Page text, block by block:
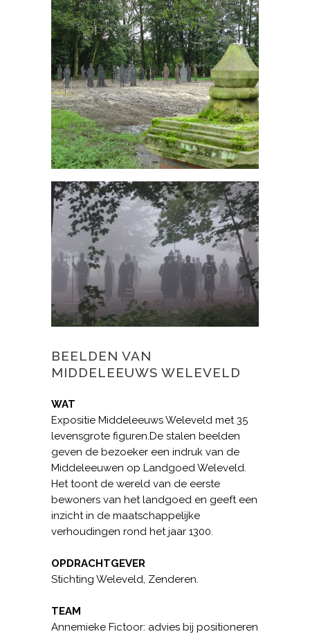
BEELDEN VAN
MIDDELEEUWS WELEVELD
WAT
Expositie Middeleeuws Weleveld met 35
levensgrote figuren.De stalen beelden
geven de bezoeker een indruk van de
Middeleeuwen op Landgoed Weleveld.
Het toont de wereld van de eerste
bewoners van het landgoed en geeft een
inzicht in de maatschappelijke
verhoudingen rond het jaar 1300.
OPDRACHTGEVER
Stichting Weleveld, Zenderen.
TEAM
Annemieke Fictoor: advies bij positioneren